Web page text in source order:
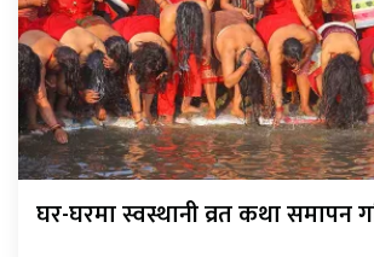
घर-घरमा स्वस्थानी व्रत कथा समापन